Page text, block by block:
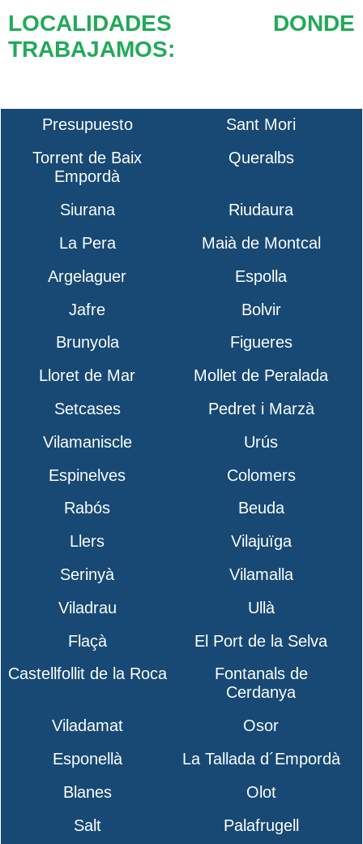
LOCALIDADES DONDE
TRABAJAMOS:
Presupuesto
Sant Mori
Torrent de Baix
Empordà
Queralbs
Siurana
Riudaura
La Pera
Maià de Montcal
Argelaguer
Espolla
Jafre
Bolvir
Brunyola
Figueres
Lloret de Mar
Mollet de Peralada
Setcases
Pedret i Marzà
Vilamaniscle
Urús
Espinelves
Colomers
Rabós
Beuda
Llers
Vilajuïga
Serinyà
Vilamalla
Viladrau
Ullà
Flaçà
El Port de la Selva
Castellfollit de la Roca
Fontanals de
Cerdanya
Viladamat
Osor
Esponellà
La Tallada d´Empordà
Blanes
Olot
Salt
Palafrugell